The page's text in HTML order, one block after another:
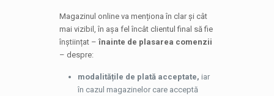
Magazinul online va menționa în clar și cât
mai vizibil, în așa fel încât clientul final să fie
înștiințat –înainte de plasarea comenzii
– despre:
modalitățile de plată acceptate, iar
în cazul magazinelor care acceptă